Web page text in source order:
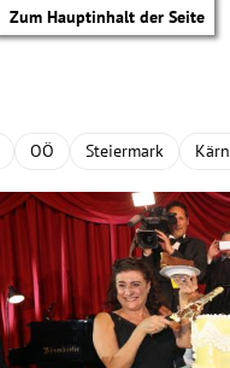
Zum Hauptinhalt der Seite
OÖ Steiermark